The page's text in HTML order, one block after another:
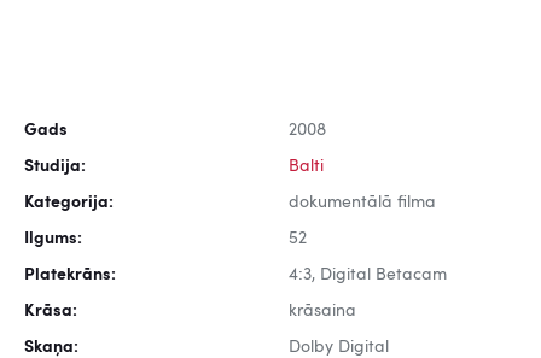
Gads 2008
Studija: Balti
Kategorija: dokumentālā filma
Ilgums: 52
Platekrāns: 4:3, Digital Betacam
Krāsa: krāsaina
Skaņa: Dolby Digital